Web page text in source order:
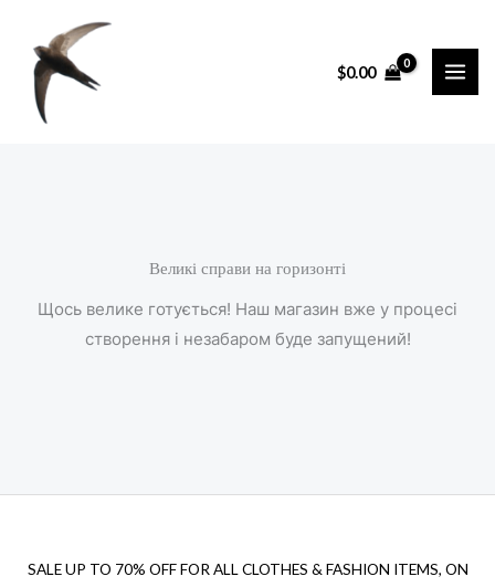
вмісту
$0.00
Великі справи на горизонті
Щось велике готується! Наш магазин вже у процесі
створення і незабаром буде запущений!
SALE UP TO 70% OFF FOR ALL CLOTHES & FASHION ITEMS, ON